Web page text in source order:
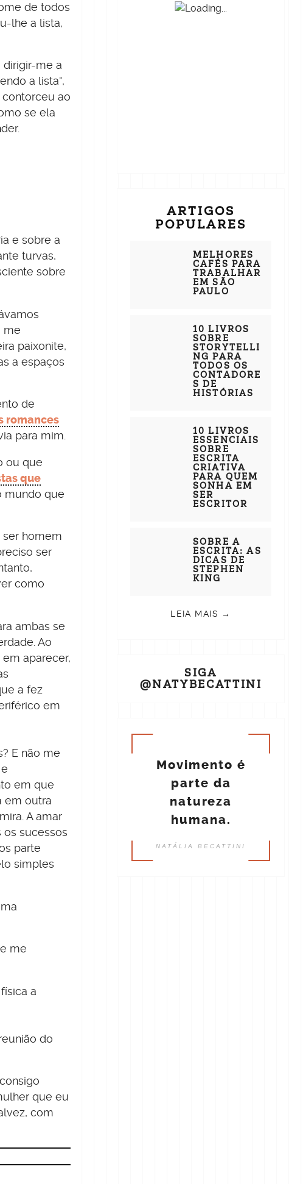
de todos
lhe a lista,
dirigir-me a
a lista”,
ao
se ela
e sobre a
turvas,
sobre
me
paixonite,
a espaços
de
romances
para mim.
ou que
que
mundo que
ser homem
ser
como
ambas se
Ao
aparecer,
a fez
em
E não me
em que
em outra
A amar
os sucessos
parte
simples
me
a
do
que eu
com
ARTIGOS
POPULARES
MELHORES
CAFÉS PARA
TRABALHAR
EM SÃO
PAULO
10 LIVROS
SOBRE
STORYTELLI
NG PARA
TODOS OS
CONTADORE
S DE
HISTÓRIAS
10 LIVROS
ESSENCIAIS
SOBRE
ESCRITA
CRIATIVA
PARA QUEM
SONHA EM
SER
ESCRITOR
SOBRE A
ESCRITA: AS
DICAS DE
STEPHEN
KING
LEIA MAIS →
SIGA
@NATYBECATTINI
Movimento é
parte da
natureza
humana.
NATÁLIA BECATTINI